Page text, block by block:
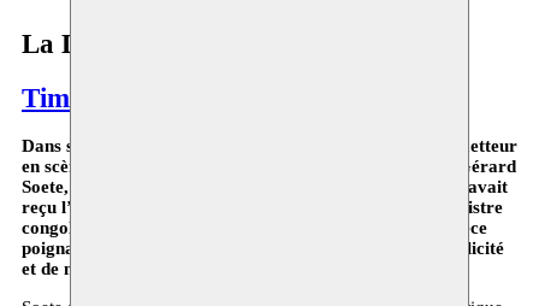
La Dent Dure (Tand des Tijds)
Tim Natens
Dans son dernier monologue théâtral La Dent Dure, le metteur
en scène et acteur Tim Natens s’intéresse à la figure de Gérard
Soete, l’inspecteur de police coloniale belge qui, en 1961, avait
reçu l’ordre de faire disparaître le corps du Premier ministre
congolais Patrice Lumumba après son exécution. Une pièce
poignante qui aborde avec audace des questions de complicité
et de mémoire collective.